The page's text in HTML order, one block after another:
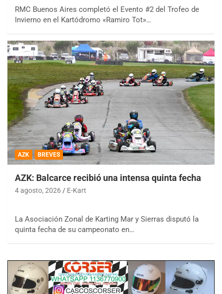
RMC Buenos Aires completó el Evento #2 del Trofeo de
Invierno en el Kartódromo «Ramiro Tot»…
AZK BREVES
AZK: Balcarce recibió una intensa quinta fecha
4 agosto, 2026 E-Kart
La Asociación Zonal de Karting Mar y Sierras disputó la
quinta fecha de su campeonato en…